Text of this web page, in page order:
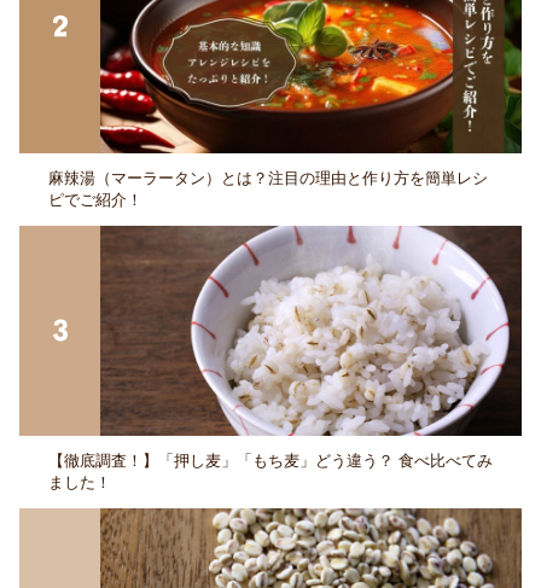
麻辣湯（マーラータン）とは？注目の理由と作り方を簡単レシ
ピでご紹介！
【徹底調査！】「押し麦」「もち麦」どう違う？ 食べ比べてみ
ました！